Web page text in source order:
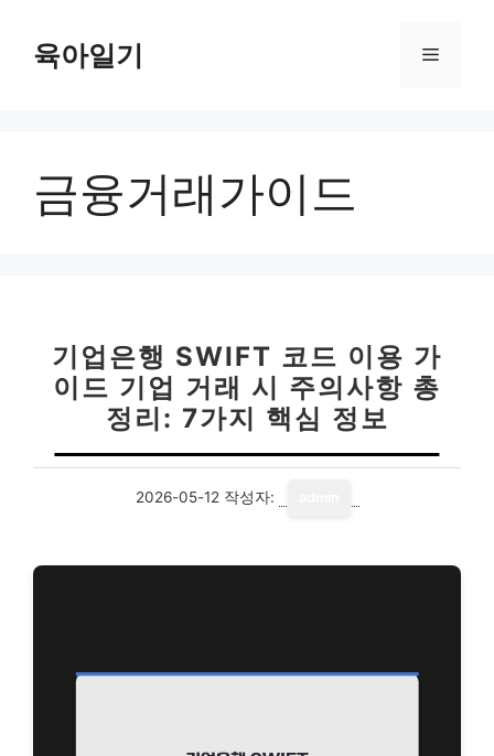
육아일기 메
금융거래가이드
기업은행 SWIFT 코드 이용 가
이드 기업 거래 시 주의사항 총
정리: 7가지 핵심 정보
2026-05-12 작성자: